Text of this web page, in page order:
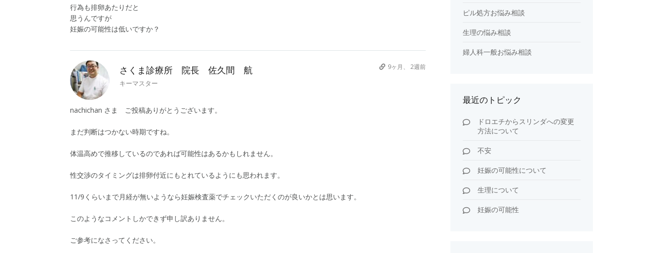
行為も排卵あたりだと
思うんですが
妊娠の可能性は低いですか？
9ヶ月、 2週前
さくま診療所 院長 佐久間 航
キーマスター
nachichan さま ご投稿ありがとうございます。
まだ判断はつかない時期ですね。
体温高めで推移しているのであれば可能性はあるかもしれません。
性交渉のタイミングは排卵付近にもとれているようにも思われます。
11/9くらいまで月経が無いようなら妊娠検査薬でチェックいただくのが良いかとは思います。
このようなコメントしかできず申し訳ありません。
ご参考になさってください。
ピル処方お悩み相談
生理の悩み相談
婦人科一般お悩み相談
最近のトピック
ドロエチからスリンダへの変更
方法について
不安
妊娠の可能性について
生理について
妊娠の可能性